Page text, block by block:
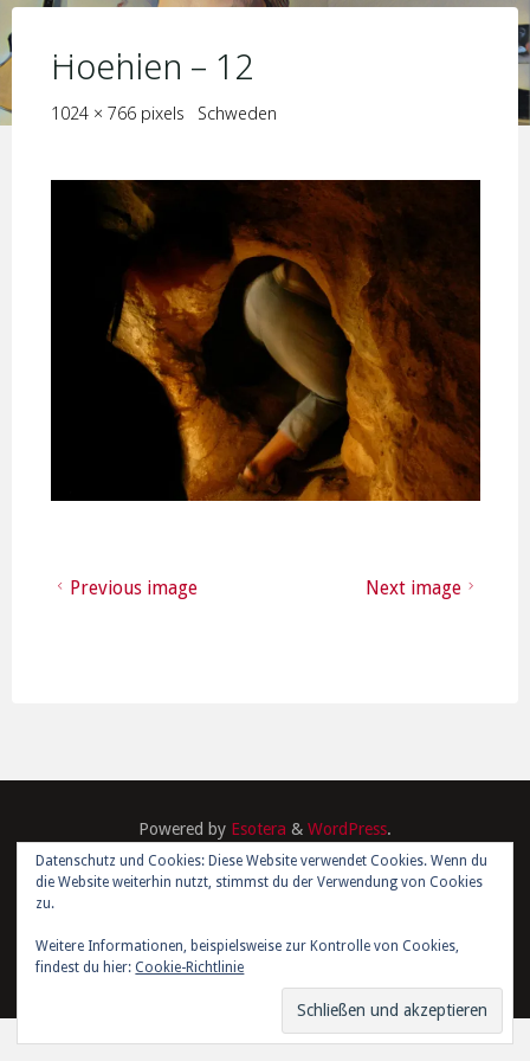
Skip
to
content Hoehlen – 12
Full
1024 × 766 pixels Schweden
Previous image Next image
Powered by Esotera & WordPress.
©2026 Kim Joris Boström
Datenschutz und Cookies: Diese Website verwendet Cookies. Wenn du
die Website weiterhin nutzt, stimmst du der Verwendung von Cookies
zu.
Weitere Informationen, beispielsweise zur Kontrolle von Cookies,
findest du hier:Cookie-Richtlinie